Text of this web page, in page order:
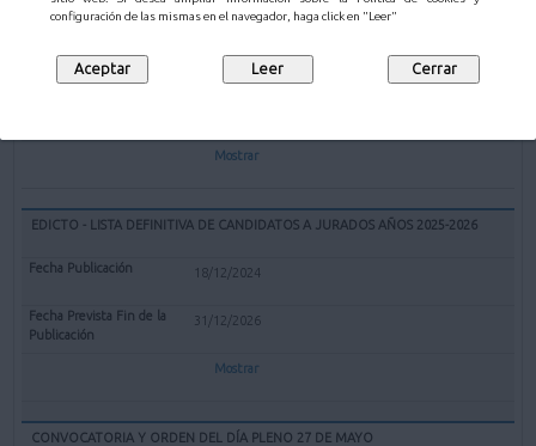
configuración de las mismas en el navegador, haga click en "Leer"
EXPEDIENTE REDENOMINACIÓN BOLERA CUBIERTA "EL PARQUE" DE
12/02/2025
Mostrar
EDICTO - LISTA DEFINITIVA DE CANDIDATOS A JURADOS AÑOS 2025-2026
18/12/2024
31/12/2026
Mostrar
CONVOCATORIA Y ORDEN DEL DÍA PLENO 27 DE MAYO